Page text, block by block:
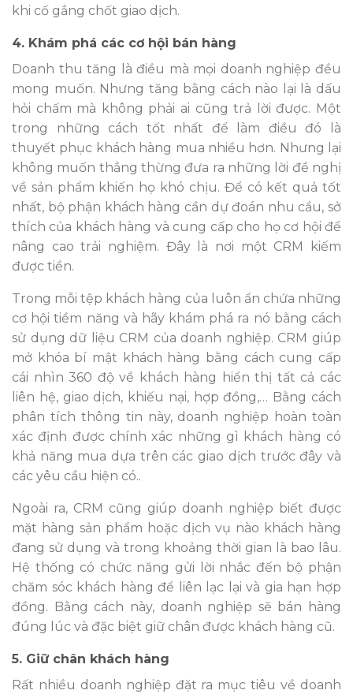
khi cố gắng chốt giao dịch.
4. Khám phá các cơ hội bán hàng
Doanh thu tăng là điều mà mọi doanh nghiệp đều
mong muốn. Nhưng tăng bằng cách nào lại là dấu
hỏi chấm mà không phải ai cũng trả lời được. Một
trong những cách tốt nhất để làm điều đó là
thuyết phục khách hàng mua nhiều hơn. Nhưng lại
không muốn thẳng thừng đưa ra những lời đề nghị
về sản phẩm khiến họ khó chịu. Để có kết quả tốt
nhất, bộ phận khách hàng cần dự đoán nhu cầu, sở
thích của khách hàng và cung cấp cho họ cơ hội để
nâng cao trải nghiệm. Đây là nơi một CRM kiếm
được tiền.
Trong mỗi tệp khách hàng của luôn ẩn chứa những
cơ hội tiềm năng và hãy khám phá ra nó bằng cách
sử dụng dữ liệu CRM của doanh nghiệp. CRM giúp
mở khóa bí mật khách hàng bằng cách cung cấp
cái nhìn 360 độ về khách hàng hiển thị tất cả các
liên hệ, giao dịch, khiếu nại, hợp đồng,… Bằng cách
phân tích thông tin này, doanh nghiệp hoàn toàn
xác định được chính xác những gì khách hàng có
khả năng mua dựa trên các giao dịch trước đây và
các yêu cầu hiện có..
Ngoài ra, CRM cũng giúp doanh nghiệp biết được
mặt hàng sản phẩm hoặc dịch vụ nào khách hàng
đang sử dụng và trong khoảng thời gian là bao lâu.
Hệ thống có chức năng gửi lời nhắc đến bộ phận
chăm sóc khách hàng để liên lạc lại và gia hạn hợp
đồng. Bằng cách này, doanh nghiệp sẽ bán hàng
đúng lúc và đặc biệt giữ chân được khách hàng cũ.
5. Giữ chân khách hàng
Rất nhiều doanh nghiệp đặt ra mục tiêu về doanh